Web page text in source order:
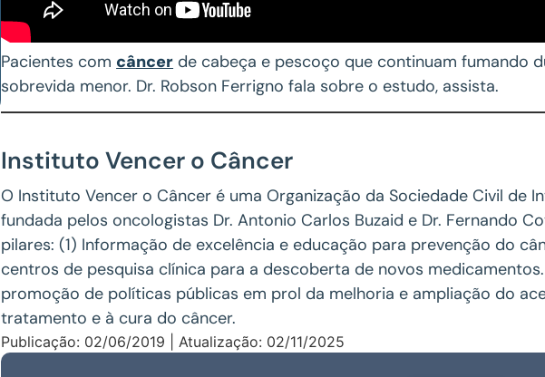
Pacientes com câncer de cabeça e pescoço que continuam fumando
sobrevida menor. Dr. Robson Ferrigno fala sobre o estudo, assista.
Instituto Vencer o Câncer
O Instituto Vencer o Câncer é uma Organização da Sociedade Civil de
fundada pelos oncologistas Dr. Antonio Carlos Buzaid e Dr. Fernando
pilares: (1) Informação de excelência e educação para prevenção do
centros de pesquisa clínica para a descoberta de novos
promoção de políticas públicas em prol da melhoria e ampliação do
tratamento e à cura do câncer.
Publicação: 02/06/2019 | Atualização: 02/11/2025